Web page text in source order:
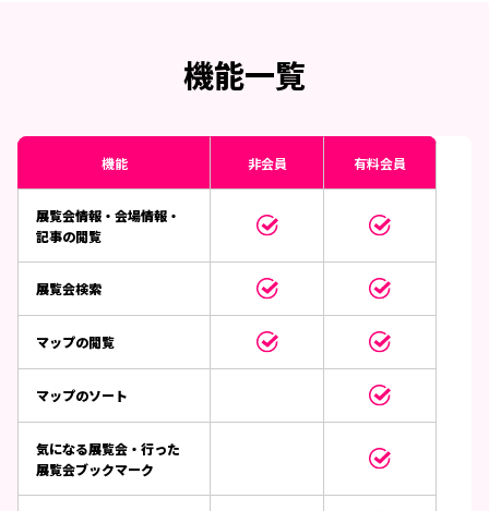
機能一覧
機能 非会員 有料会員
展覧会情報・会場情報・
記事の閲覧
展覧会検索
マップの閲覧
マップのソート
気になる展覧会・行った
展覧会ブックマーク